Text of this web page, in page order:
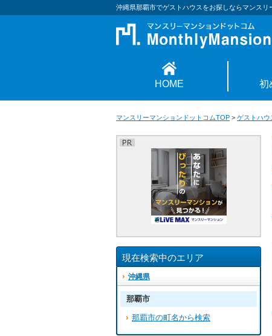
沖縄県那覇市でゲストハウスをお探しならマンスリ
HOME 初
マンスリーマンションドットコムTOP > ゲストハウ
現在検索中のエリア
沖縄県
那覇市
那覇市の町名から検索